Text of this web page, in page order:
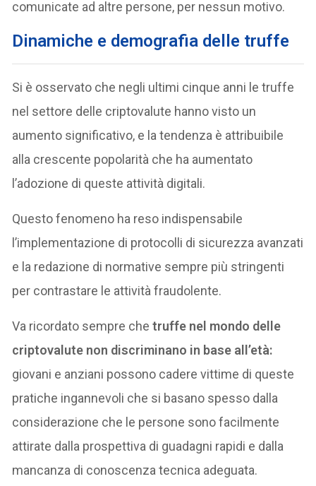
comunicate ad altre persone, per nessun motivo.
Dinamiche e demografia delle truffe
Si è osservato che negli ultimi cinque anni le truffe
nel settore delle criptovalute hanno visto un
aumento significativo, e la tendenza è attribuibile
alla crescente popolarità che ha aumentato
l’adozione di queste attività digitali.
Questo fenomeno ha reso indispensabile
l’implementazione di protocolli di sicurezza avanzati
e la redazione di normative sempre più stringenti
per contrastare le attività fraudolente.
Va ricordato sempre chetruffe nel mondo delle
criptovalute non discriminano in base all’età:
giovani e anziani possono cadere vittime di queste
pratiche ingannevoli che si basano spesso dalla
considerazione che le persone sono facilmente
attirate dalla prospettiva di guadagni rapidi e dalla
mancanza di conoscenza tecnica adeguata.